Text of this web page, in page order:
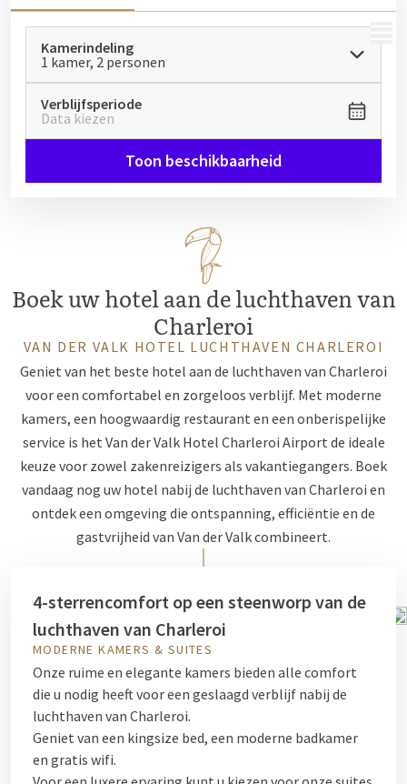
MENU
Kamerindeling
1 kamer, 2 personen
Verblijfsperiode
Data kiezen
Toon beschikbaarheid
Boek uw hotel aan de luchthaven van
Charleroi
VAN DER VALK HOTEL LUCHTHAVEN CHARLEROI
Geniet van het beste hotel aan de luchthaven van Charleroi
voor een comfortabel en zorgeloos verblijf. Met moderne
kamers, een hoogwaardig restaurant en een onberispelijke
service is het Van der Valk Hotel Charleroi Airport de ideale
keuze voor zowel zakenreizigers als vakantiegangers. Boek
vandaag nog uw hotel nabij de luchthaven van Charleroi en
ontdek een omgeving die ontspanning, efficiëntie en de
gastvrijheid van Van der Valk combineert.
4-sterrencomfort op een steenworp van de
luchthaven van Charleroi
MODERNE KAMERS & SUITES
Onze ruime en elegante kamers bieden alle comfort
die u nodig heeft voor een geslaagd verblijf nabij de
luchthaven van Charleroi.
Geniet van een kingsize bed, een moderne badkamer
en gratis wifi.